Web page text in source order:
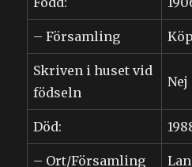
– Församling
Skriven i huset vid
födseln
Nej
Död:
– Ort/Församling